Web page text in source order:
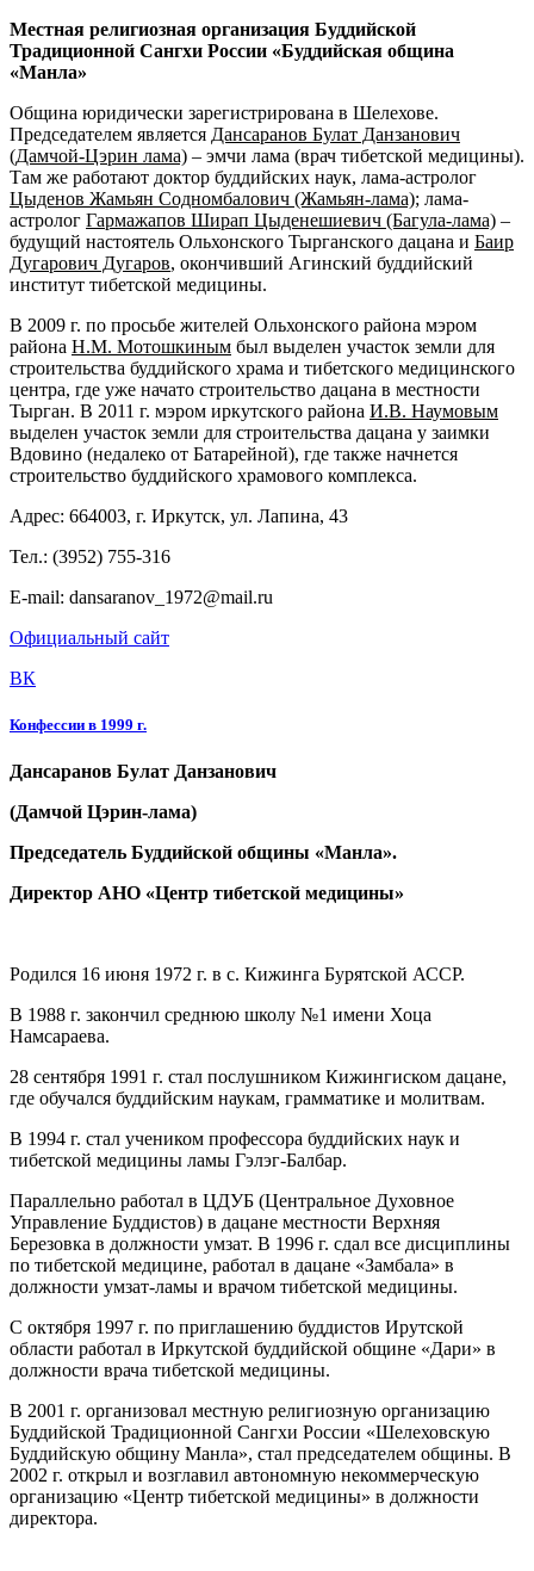
Местная религиозная организация Буддийской
Традиционной Сангхи России «Буддийская община
«Манла»
Община юридически зарегистрирована в Шелехове.
Председателем является Дансаранов Булат Данзанович
(Дамчой-Цэрин лама) – эмчи лама (врач тибетской медицины).
Там же работают доктор буддийских наук, лама-астролог
Цыденов Жамьян Содномбалович (Жамьян-лама); лама-
астролог Гармажапов Ширап Цыденешиевич (Багула-лама) –
будущий настоятель Ольхонского Тырганского дацана и Баир
Дугарович Дугаров, окончивший Агинский буддийский
институт тибетской медицины.
В 2009 г. по просьбе жителей Ольхонского района мэром
района Н.М. Мотошкиным был выделен участок земли для
строительства буддийского храма и тибетского медицинского
центра, где уже начато строительство дацана в местности
Тырган. В 2011 г. мэром иркутского района И.В. Наумовым
выделен участок земли для строительства дацана у заимки
Вдовино (недалеко от Батарейной), где также начнется
строительство буддийского храмового комплекса.
Адрес: 664003, г. Иркутск, ул. Лапина, 43
Тел.: (3952) 755-316
E-mail: dansaranov_1972@mail.ru
Официальный сайт
ВК
Конфессии в 1999 г.
Дансаранов Булат Данзанович
(Дамчой Цэрин-лама)
Председатель Буддийской общины «Манла».
Директор АНО «Центр тибетской медицины»
Родился 16 июня 1972 г. в с. Кижинга Бурятской АССР.
В 1988 г. закончил среднюю школу №1 имени Хоца
Намсараева.
28 сентября 1991 г. стал послушником Кижингиском дацане,
где обучался буддийским наукам, грамматике и молитвам.
В 1994 г. стал учеником профессора буддийских наук и
тибетской медицины ламы Гэлэг-Балбар.
Параллельно работал в ЦДУБ (Центральное Духовное
Управление Буддистов) в дацане местности Верхняя
Березовка в должности умзат. В 1996 г. сдал все дисциплины
по тибетской медицине, работал в дацане «Замбала» в
должности умзат-ламы и врачом тибетской медицины.
С октября 1997 г. по приглашению буддистов Ирутской
области работал в Иркутской буддийской общине «Дари» в
должности врача тибетской медицины.
В 2001 г. организовал местную религиозную организацию
Буддийской Традиционной Сангхи России «Шелеховскую
Буддийскую общину Манла», стал председателем общины. В
2002 г. открыл и возглавил автономную некоммерческую
организацию «Центр тибетской медицины» в должности
директора.